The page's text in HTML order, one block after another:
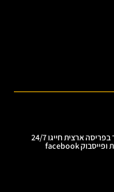
Ⓒ כל הזכויות שמורות eyalock. להזמנת מנעולן מוסמך בפריסה ארצית חייגו 24/7